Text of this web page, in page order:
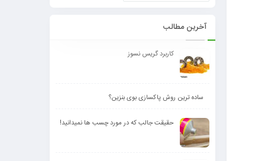
آخرین مطالب
کاربرد گریس نسوز
ساده ترین روش پاکسازی بوی بنزین؟
حقیقت جالب که در مورد چسب ها نمیدانید!